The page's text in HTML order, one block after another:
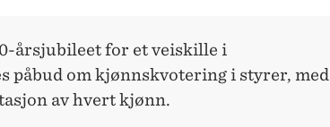
årsjubileet for et veiskille i
påbud om kjønnskvotering i styrer, med
av hvert kjønn.